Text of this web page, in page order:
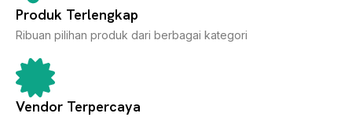
Produk Terlengkap
Ribuan pilihan produk dari berbagai kategori
Vendor Terpercaya